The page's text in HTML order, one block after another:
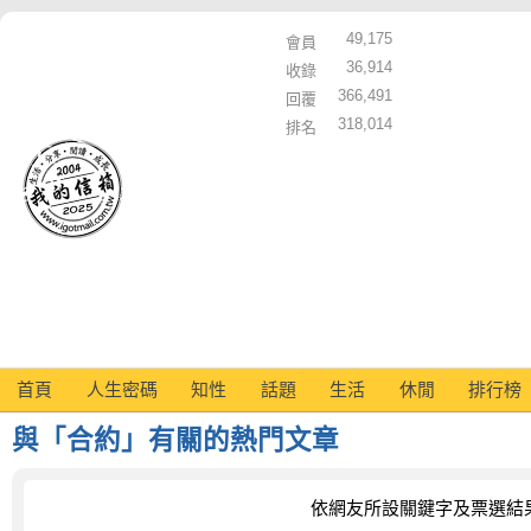
會員
49,175
收錄
36,914
回覆
366,491
排名
318,014
首頁 人生密碼 知性 話題 生活 休閒 排行榜
與「合約」有關的熱門文章
依網友所設關鍵字及票選結